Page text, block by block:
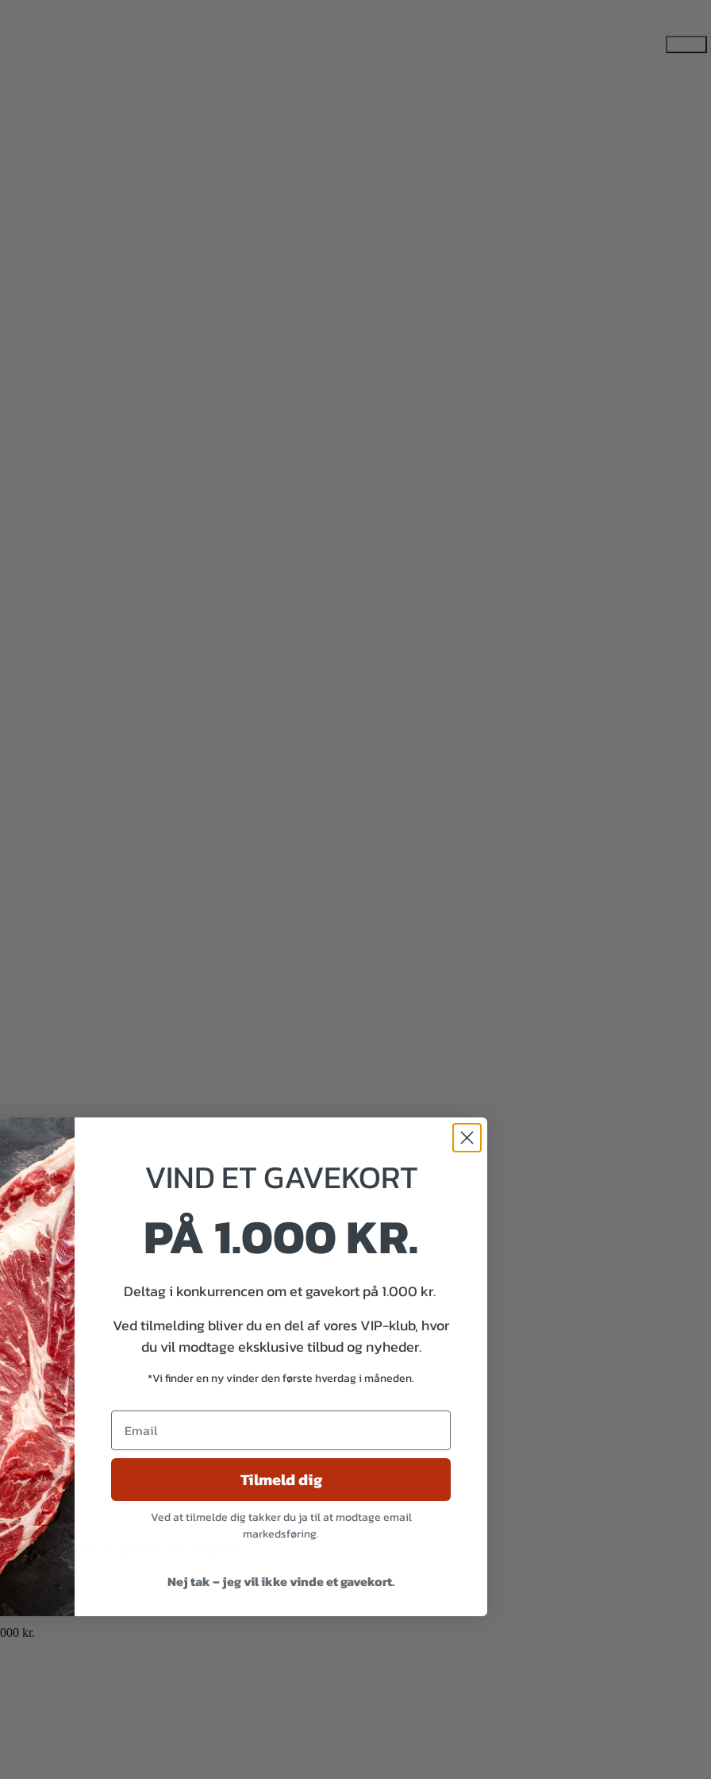
med label | Lige klar til fryseren
kr.
VINDETGAVEKORT
PÅ 1.000 KR.
Deltag i konkurrencen om et gavekort på 1.000 kr.
Ved tilmelding bliver du en del af vores VIP-klub, hvor
du vil modtage eksklusive tilbud og nyheder.
*Vi finder en ny vinder den første hverdag i måneden.
Tilmeld dig
Ved at tilmelde dig takker du ja til at modtage email
markedsføring.
Nej tak – jeg vil ikke vinde et gavekort.